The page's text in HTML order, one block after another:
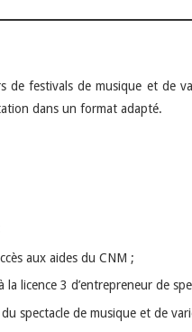
de festivals de musique et de
dans un format adapté.
aux aides du CNM ;
licence 3 d’entrepreneur de
spectacle de musique et de